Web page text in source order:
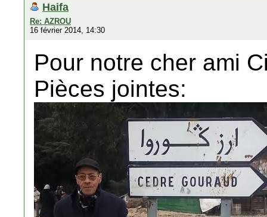
Haifa
Re: AZROU
16 février 2014, 14:30
Pour notre cher ami
Pièces jointes: